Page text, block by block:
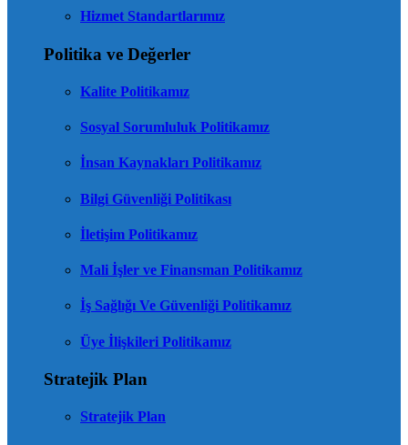
Hizmet Standartlarımız
Politika ve Değerler
Kalite Politikamız
Sosyal Sorumluluk Politikamız
İnsan Kaynakları Politikamız
Bilgi Güvenliği Politikası
İletişim Politikamız
Mali İşler ve Finansman Politikamız
İş Sağlığı Ve Güvenliği Politikamız
Üye İlişkileri Politikamız
Stratejik Plan
Stratejik Plan